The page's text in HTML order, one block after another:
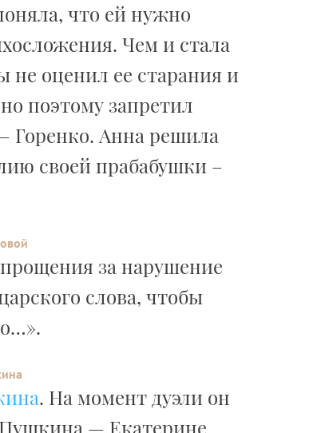
что ей нужно
Чем и стала
не оценил ее старания и
поэтому запретил
Горенко. Анна решила
своей прабабушки –
за нарушение
слова, чтобы
. На момент дуэли он
— Екатерине